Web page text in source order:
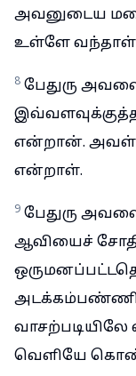
அவனுடைய
உள்ளே
8 பேதுரு
என்றான்.
என்றாள்.
9 பேதுரு
ஆவியைச்
வாசற்படியிலே
வெளியே